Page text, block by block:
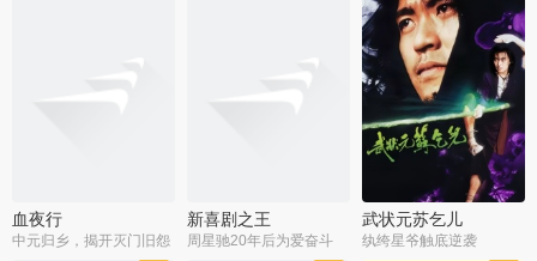
血夜行
中元归乡，揭开灭门旧怨
新喜剧之王
周星驰20年后为爱奋斗
武状元苏乞儿
纨绔星爷触底逆袭